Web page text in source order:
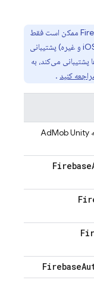
برای پلتفرم‌های اپل، هر کتابخانه Firebase ممکن است فقط
از تعدادی از پلتفرم‌های سیستم عامل اپل (iOS، tvOS و غیره) پشتیبانی
پشتیبانی می‌کند، به
.
AdMobUnity
Firebase
Firebase